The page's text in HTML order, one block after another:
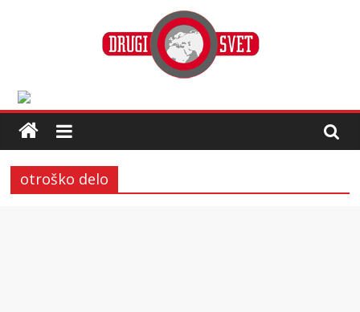
otroško delo